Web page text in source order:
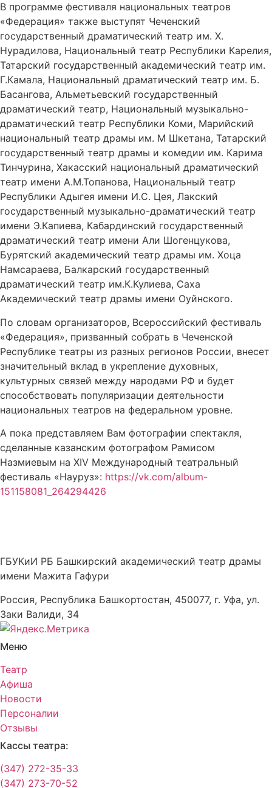
В программе фестиваля национальных театров
«Федерация» также выступят Чеченский
государственный драматический театр им. Х.
Нурадилова, Национальный театр Республики Карелия,
Татарский государственный академический театр им.
Г.Камала, Национальный драматический театр им. Б.
Басангова, Альметьевский государственный
драматический театр, Национальный музыкально-
драматический театр Республики Коми, Марийский
национальный театр драмы им. М Шкетана, Татарский
государственный театр драмы и комедии им. Карима
Тинчурина, Хакасский национальный драматический
театр имени А.М.Топанова, Национальный театр
Республики Адыгея имени И.С. Цея, Лакский
государственный музыкально-драматический театр
имени Э.Капиева, Кабардинский государственный
драматический театр имени Али Шогенцукова,
Бурятский академический театр драмы им. Хоца
Намсараева, Балкарский государственный
драматический театр им.К.Кулиева, Саха
Академический театр драмы имени Оуйнского.
По словам организаторов, Всероссийский фестиваль
«Федерация», призванный собрать в Чеченской
Республике театры из разных регионов России, внесет
значительный вклад в укрепление духовных,
культурных связей между народами РФ и будет
способствовать популяризации деятельности
национальных театров на федеральном уровне.
А пока представляем Вам фотографии спектакля,
сделанные казанским фотографом Рамисом
Назмиевым на XIV Международный театральный
фестиваль «Науруз»: https://vk.com/album-
151158081_264294426
ГБУКиИ РБ Башкирский академический театр драмы
имени Мажита Гафури
Россия, Республика Башкортостан, 450077, г. Уфа, ул.
Заки Валиди, 34
Меню
Театр
Афиша
Новости
Персоналии
Отзывы
Кассы театра:
(347) 272-35-33
(347) 273-70-52